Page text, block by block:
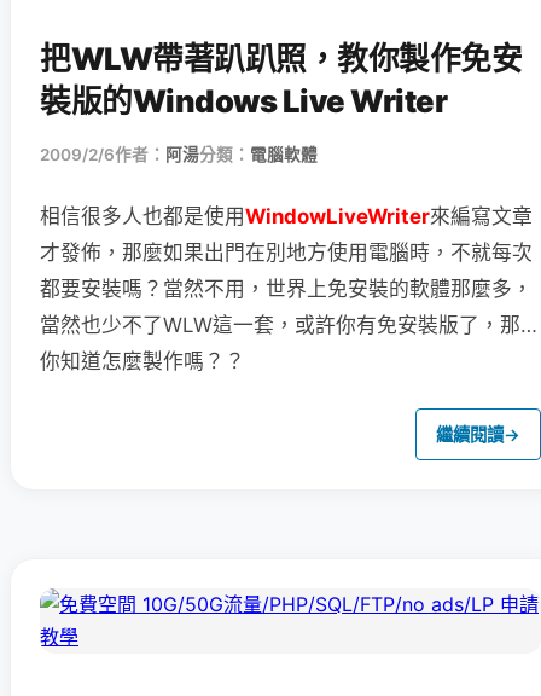
把WLW帶著趴趴照，教你製作免安
裝版的Windows Live Writer
2009/2/6作者： 阿湯分類： 電腦軟體
相信很多人也都是使用WindowLiveWriter來編寫文章
才發佈， 那麼如果出門在別地方使用電腦時，不就每次
都要安裝嗎？當然不用，世界上免安裝的軟體那麼多，
當然也少不了WLW這一套，或許你有免安裝版了，那…
你知道怎麼製作嗎？？
繼續閱讀→